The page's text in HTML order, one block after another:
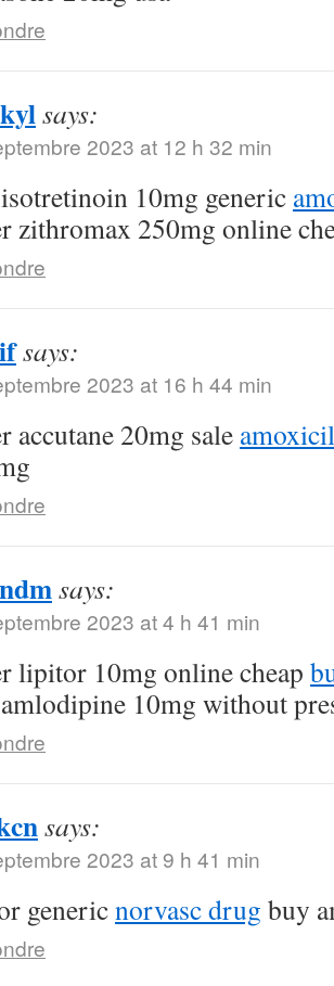
says:
2023 at 12 h 32 min
10mg generic
zithromax 250mg online
says:
2023 at 16 h 44 min
accutane 20mg sale
says:
2023 at 4 h 41 min
lipitor 10mg online cheap
10mg without
says:
2023 at 9 h 41 min
genericnorvasc drug buy